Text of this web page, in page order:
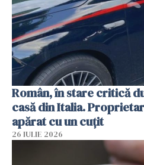
Român, în stare critică
casă din Italia.
apărat cu un cuțit
26 IULIE 2026